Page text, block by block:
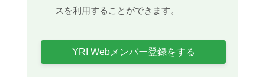
スを利用することができます。
YRI Webメンバー登録をする